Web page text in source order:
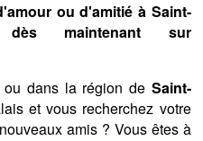
ou d'amitié à Saint-
dès maintenant sur
ou dans la région de Saint-
et vous recherchez votre
amis ? Vous êtes à